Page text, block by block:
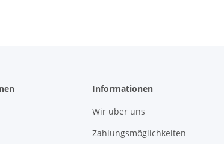
Informationen
Wir über uns
Zahlungsmöglichkeiten